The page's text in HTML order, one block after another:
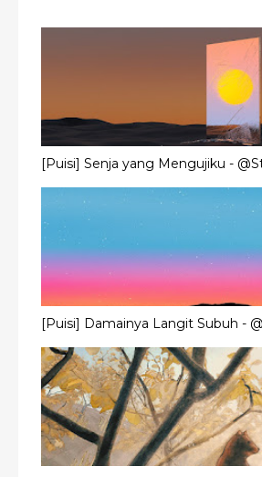
[Puisi] Senja yang Mengujiku -
[Puisi] Damainya Langit Subuh -